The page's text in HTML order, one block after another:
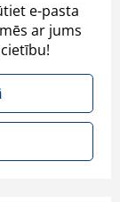
e-pasta
ar jums